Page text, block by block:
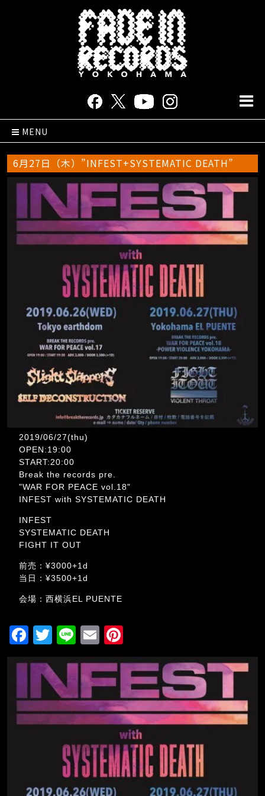
MENU
6月27日（木）”INFEST+SYSTEMATIC DEATH”
2019/06/27(thu)
OPEN:19:00
START:20:00
Break the records pre.
"WAR FOR PEACE vol.18"
INFEST with SYSTEMATIC DEATH
INFEST
SYSTEMATIC DEATH
FIGHT IT OUT
前売：¥3000+1d
当日：¥3500+1d
会場：西横浜EL PUENTE
F
a
e
b
o
T
wi
tt
er
Li
n
e
E
m
ai
l
nt
er
e
st